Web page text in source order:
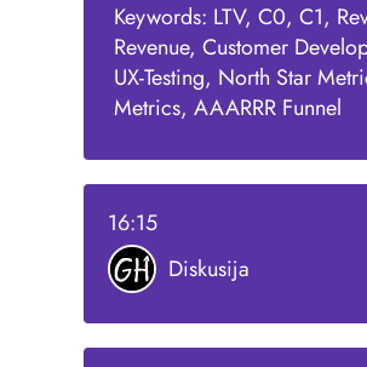
Keywords: LTV, C0, C1,
Revenue, Customer
UX-Testing, North Star
Metrics, AAARRR Funnel
16:15
Diskusija